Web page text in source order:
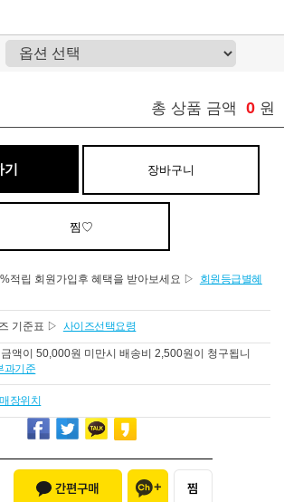
총 상품 금액 0 원
기 장바구니
찜♡
적립 회원가입후 혜택을 받아보세요 ▷
회원등급별혜
기준표 ▷ 사이즈선택요령
액이 50,000원 미만시 배송비 2,500원이 청구됩니
과기준
장위치